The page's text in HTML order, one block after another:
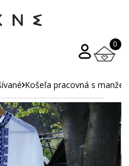
0
Košeľa pracovná s